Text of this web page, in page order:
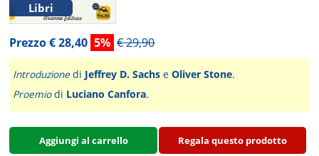
Libri
Prezzo € 28,40 5% € 29,90
Introduzione di Jeffrey D. Sachs eOliver Stone.
Proemiodi Luciano Canfora.
Aggiungi al carrello Regala questo prodotto